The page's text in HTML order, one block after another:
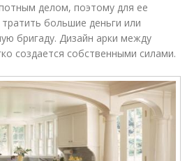
делом, поэтому для ее
большие деньги или
бригаду. Дизайн арки между
создается собственными силами.